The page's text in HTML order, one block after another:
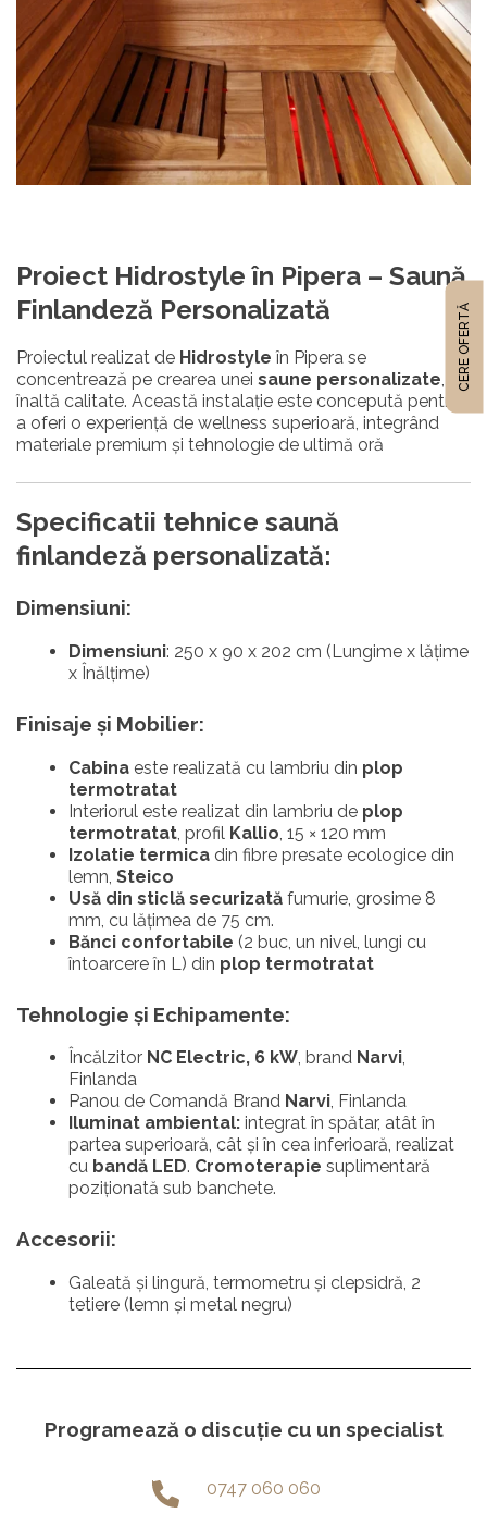
Proiect Hidrostyle în Pipera – Saună
Finlandeză Personalizată
Proiectul realizat de Hidrostyleîn Pipera se
concentrează pe crearea unei saune personalizate, de
înaltă calitate. Această instalație este concepută pentru
a oferi o experiență de wellness superioară, integrând
materiale premium și tehnologie de ultimă oră
Specificatii tehnice saună
finlandeză personalizată:
Dimensiuni:
Dimensiuni: 250 x 90 x 202 cm (Lungime x lățime
x Înălțime)
Finisaje și Mobilier:
Cabina este realizată cu lambriu din plop
termotratat
Interiorul este realizat din lambriu de plop
termotratat , profil Kallio , 15 × 120 mm
Izolatie termica din fibre presate ecologice din
lemn, Steico
Usă din sticlă securizată fumurie, grosime 8
mm, cu lățimea de 75 cm.
Bănci confortabile (2 buc, un nivel, lungi cu
întoarcere în L) din plop termotratat
Tehnologie și Echipamente:
Încălzitor NC Electric, 6 kW, brand Narvi,
Finlanda
Panou de Comandă Brand Narvi, Finlanda
Iluminat ambiental: integrat în spătar, atât în
partea superioară, cât și în cea inferioară, realizat
cu bandă LED. Cromoterapie suplimentară
poziționată sub banchete.
Accesorii:
Galeată și lingură, termometru și clepsidră, 2
tetiere (lemn și metal negru)
Programează o discuție cu un specialist
0747 060 060
CERE OFERTĂ